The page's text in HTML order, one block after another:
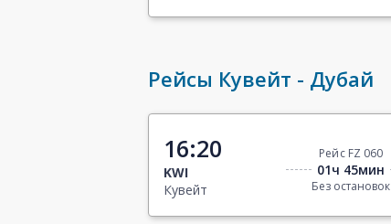
Рейсы Кувейт - Дубай
16:20
KWI
Кувейт
Рейс FZ 060
01ч 45мин
Без остановок